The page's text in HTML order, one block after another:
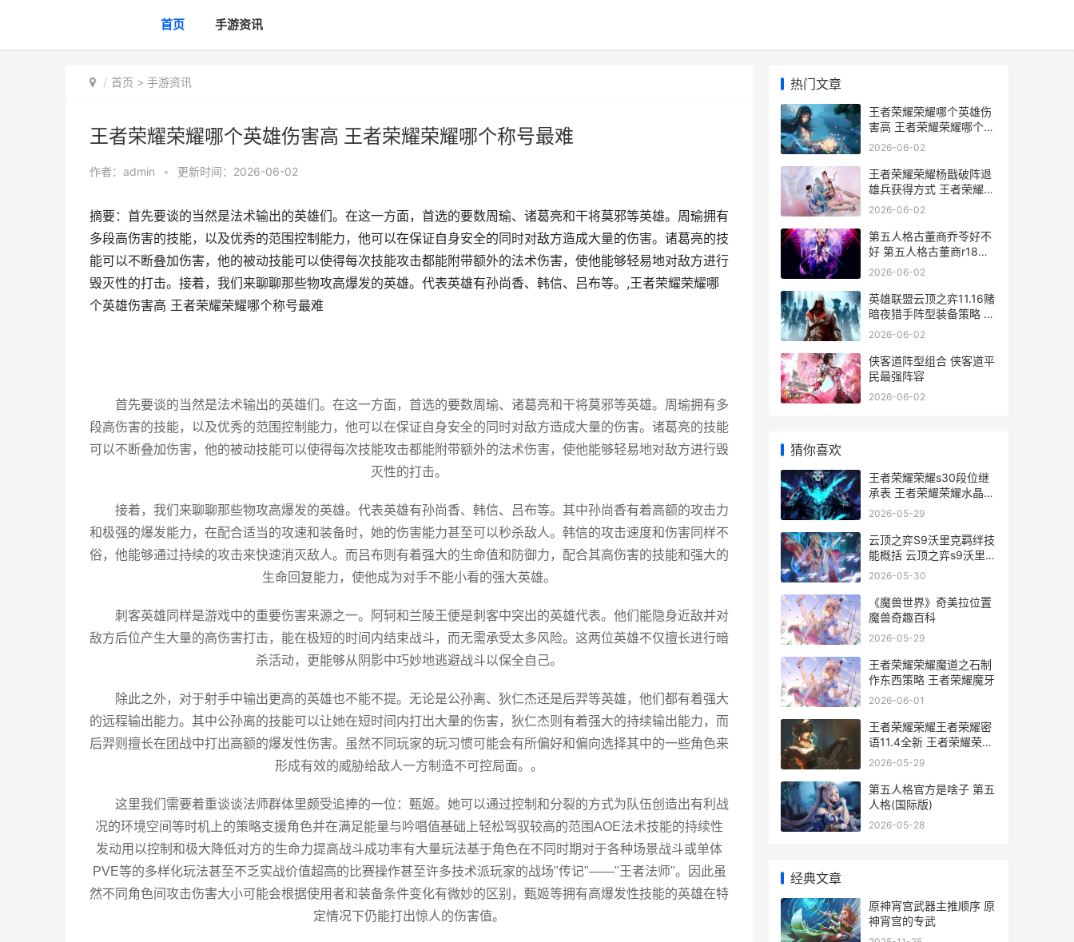
首页 手游资讯
首页 > 手游资讯
王者荣耀荣耀哪个英雄伤害高 王者荣耀荣耀哪个称号最难
作者： admin • 更新时间：2026-06-02
摘要：首先要谈的当然是法术输出的英雄们。在这一方面，首选的要数周瑜、诸葛亮和干将莫邪等英雄。周瑜拥有
多段高伤害的技能，以及优秀的范围控制能力，他可以在保证自身安全的同时对敌方造成大量的伤害。诸葛亮的技
能可以不断叠加伤害，他的被动技能可以使得每次技能攻击都能附带额外的法术伤害，使他能够轻易地对敌方进行
毁灭性的打击。接着，我们来聊聊那些物攻高爆发的英雄。代表英雄有孙尚香、韩信、吕布等。,王者荣耀荣耀哪
个英雄伤害高 王者荣耀荣耀哪个称号最难
首先要谈的当然是法术输出的英雄们。在这一方面，首选的要数周瑜、诸葛亮和干将莫邪等英雄。周瑜拥有多
段高伤害的技能，以及优秀的范围控制能力，他可以在保证自身安全的同时对敌方造成大量的伤害。诸葛亮的技能
可以不断叠加伤害，他的被动技能可以使得每次技能攻击都能附带额外的法术伤害，使他能够轻易地对敌方进行毁
灭性的打击。
接着，我们来聊聊那些物攻高爆发的英雄。代表英雄有孙尚香、韩信、吕布等。其中孙尚香有着高额的攻击力
和极强的爆发能力，在配合适当的攻速和装备时，她的伤害能力甚至可以秒杀敌人。韩信的攻击速度和伤害同样不
俗，他能够通过持续的攻击来快速消灭敌人。而吕布则有着强大的生命值和防御力，配合其高伤害的技能和强大的
生命回复能力，使他成为对手不能小看的强大英雄。
刺客英雄同样是游戏中的重要伤害来源之一。阿轲和兰陵王便是刺客中突出的英雄代表。他们能隐身近敌并对
敌方后位产生大量的高伤害打击，能在极短的时间内结束战斗，而无需承受太多风险。这两位英雄不仅擅长进行暗
杀活动，更能够从阴影中巧妙地逃避战斗以保全自己。
除此之外，对于射手中输出更高的英雄也不能不提。无论是公孙离、狄仁杰还是后羿等英雄，他们都有着强大
的远程输出能力。其中公孙离的技能可以让她在短时间内打出大量的伤害，狄仁杰则有着强大的持续输出能力，而
后羿则擅长在团战中打出高额的爆发性伤害。虽然不同玩家的玩习惯可能会有所偏好和偏向选择其中的一些角色来
形成有效的威胁给敌人一方制造不可控局面。。
这里我们需要着重谈谈法师群体里颇受追捧的一位：甄姬。她可以通过控制和分裂的方式为队伍创造出有利战
况的环境空间等时机上的策略支援角色并在满足能量与吟唱值基础上轻松驾驭较高的范围AOE法术技能的持续性
发动用以控制和极大降低对方的生命力提高战斗成功率有大量玩法基于角色在不同时期对于各种场景战斗或单体
PVE等的多样化玩法甚至不乏实战价值超高的比赛操作甚至许多技术派玩家的战场"传记"——"王者法师"。因此虽
然不同角色间攻击伤害大小可能会根据使用者和装备条件变化有微妙的区别，甄姬等拥有高爆发性技能的英雄在特
定情况下仍能打出惊人的伤害值。
热门文章
王者荣耀荣耀哪个英雄伤
害高 王者荣耀荣耀哪个称
号最难
2026-06-02
王者荣耀荣耀杨戬破阵退
雄兵获得方式 王者荣耀荣
耀杨玉环称号
2026-06-02
第五人格古董商乔苓好不
好 第五人格古董商r18图
片
2026-06-02
英雄联盟云顶之弈11.16赌
暗夜猎手阵型装备策略 英
雄联盟云顶之弈阵容最新
2026-06-02
侠客道阵型组合 侠客道平
民最强阵容
2026-06-02
猜你喜欢
王者荣耀荣耀s30段位继
承表 王者荣耀荣耀水晶多
少次必出
2026-05-29
云顶之弈S9沃里克羁绊技
能概括 云顶之弈s9沃里克
主c阵容
2026-05-30
《魔兽世界》奇美拉位置
魔兽奇趣百科
2026-05-29
王者荣耀荣耀魔道之石制
作东西策略 王者荣耀魔牙
2026-06-01
王者荣耀荣耀王者荣耀密
语11.4全新 王者荣耀荣耀
王者图片
2026-05-29
第五人格官方是啥子 第五
人格(国际版)
2026-05-28
经典文章
原神宵宫武器主推顺序 原
神宵宫的专武